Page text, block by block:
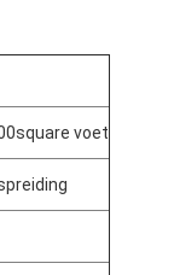
voet